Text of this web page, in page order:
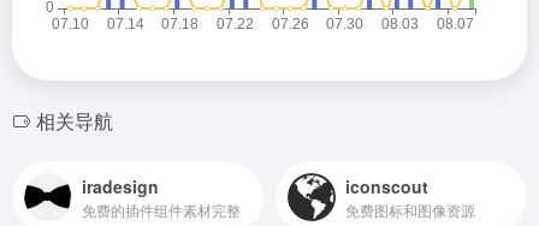
相关导航
iradesign
免费的插件组件素材完整
iconscout
免费图标和图像资源